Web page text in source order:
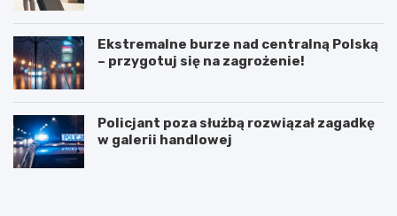
Ekstremalne burze nad centralną Polską
– przygotuj się na zagrożenie!
Policjant poza służbą rozwiązał zagadkę
w galerii handlowej
N
P